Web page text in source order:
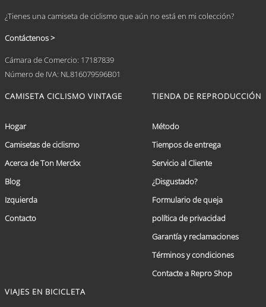
¿Tienes una camiseta de ciclismo que aún no está en mi colección?
Contáctenos >
Cámara de Comercio: 17187839
Número de IVA: NL816079596B01
CAMISETA CICLISMO VINTAGE
Hogar
Camisetas de ciclismo
Acerca de Ton Merckx
Blog
Izquierda
Contacto
TIENDA DE REPRODUCCIÓN
Método
Tiempos de entrega
Servicio al Cliente
¿Disgustado?
Formulario de queja
política de privacidad
Garantía y reclamaciones
Términos y condiciones
Contacte a Repro Shop
VIAJES EN BICICLETA